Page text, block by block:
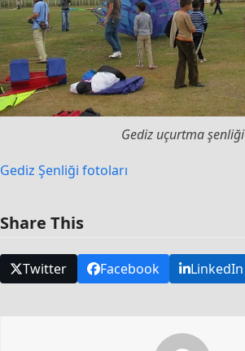
Gediz uçurtma şenliği
Gediz Şenliği fotoları
Share This
Twitter Facebook LinkedIn